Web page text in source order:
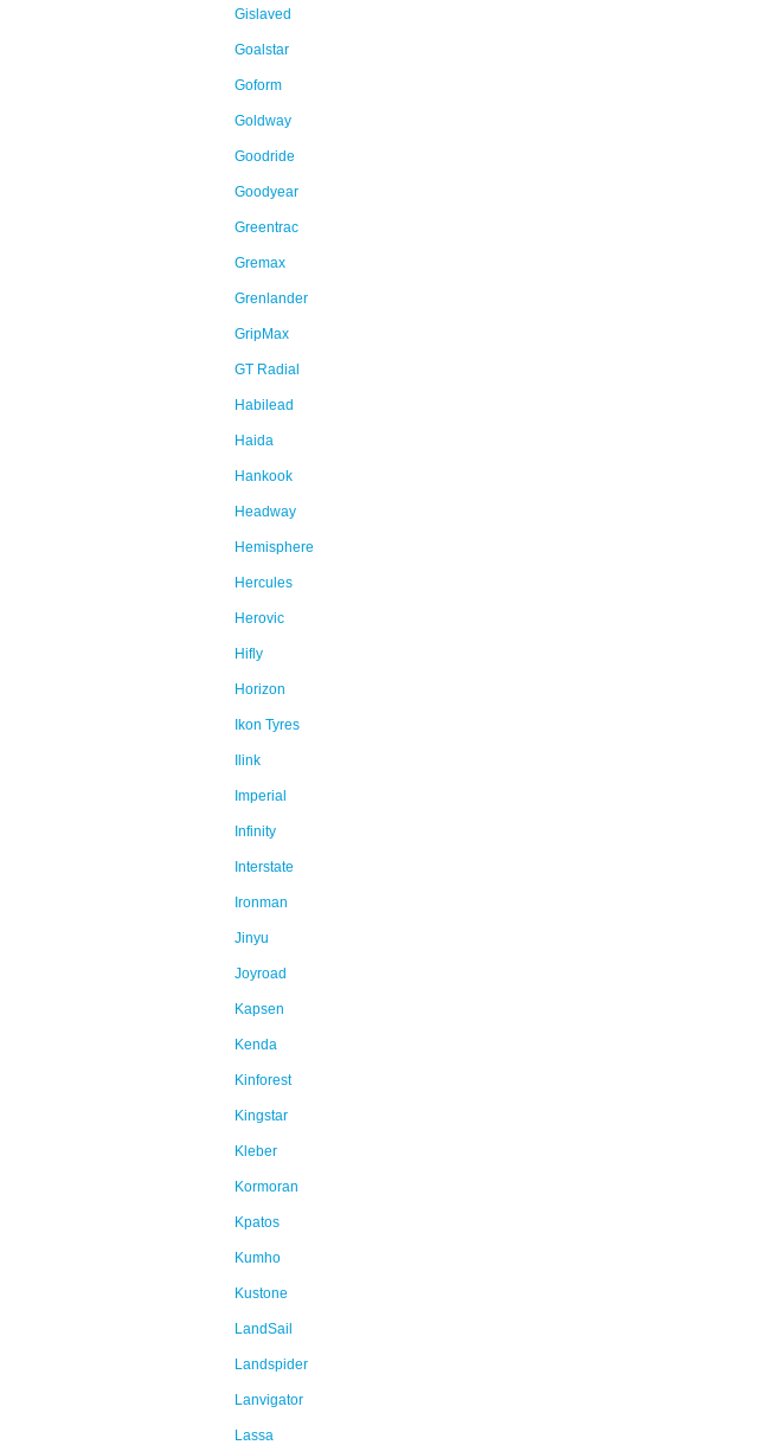
Gislaved
Goalstar
Goform
Goldway
Goodride
Goodyear
Greentrac
Gremax
Grenlander
GripMax
GT Radial
Habilead
Haida
Hankook
Headway
Hemisphere
Hercules
Herovic
Hifly
Horizon
Ikon Tyres
Ilink
Imperial
Infinity
Interstate
Ironman
Jinyu
Joyroad
Kapsen
Kenda
Kinforest
Kingstar
Kleber
Kormoran
Kpatos
Kumho
Kustone
LandSail
Landspider
Lanvigator
Lassa